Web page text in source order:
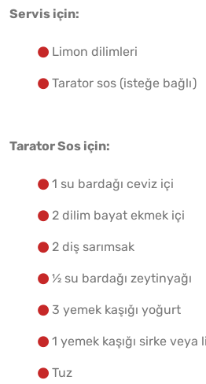
Servis için:
Limon dilimleri
Tarator sos (isteğe bağlı)
Tarator Sos için:
1 su bardağı ceviz içi
2 dilim bayat ekmek içi
2 diş sarımsak
½ su bardağı zeytinyağı
3 yemek kaşığı yoğurt
1 yemek kaşığı sirke veya
Tuz